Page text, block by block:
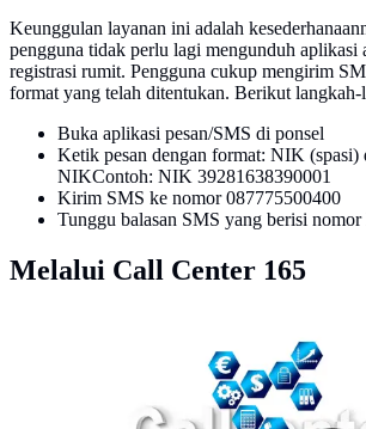
Keunggulan layanan ini adalah
pengguna tidak perlu lagi mengunduh aplikasi
registrasi rumit. Pengguna cukup mengirim
format yang telah ditentukan. Berikut langkah-
Buka aplikasi pesan/SMS di ponsel
Ketik pesan dengan format: NIK
NIKContoh: NIK 39281638390001
Kirim SMS ke nomor 087775500400
Tunggu balasan SMS yang berisi nomor
Melalui Call Center 165